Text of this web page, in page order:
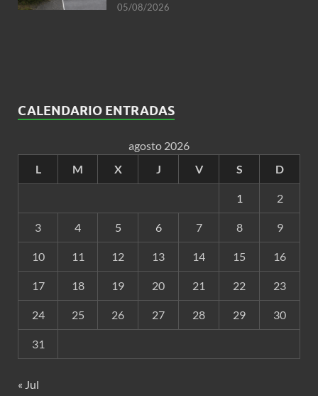
05/08/2026
CALENDARIO ENTRADAS
agosto 2026
L
M X J V S D
1 2
3 4 5 6 7 8 9
10 11 12 13 14 15 16
17 18 19 20 21 22 23
24 25 26 27 28 29 30
31
« Jul